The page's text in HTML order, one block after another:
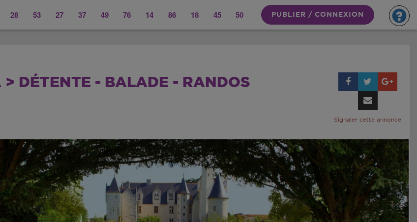
28 53 27 37 49 76 14 86 18 45 50 PUBLIER / CONNEXION
> DÉTENTE - BALADE - RANDOS
Signaler cette annonce